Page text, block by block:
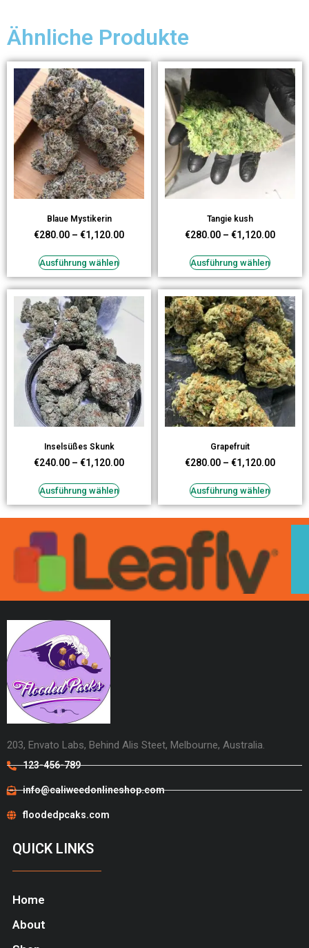
Ähnliche Produkte
Blaue Mystikerin
€280.00 – €1,120.00
Ausführung wählen
Tangie kush
€280.00 – €1,120.00
Ausführung wählen
Inselsüßes Skunk
€240.00 – €1,120.00
Ausführung wählen
Grapefruit
€280.00 – €1,120.00
Ausführung wählen
203, Envato Labs, Behind Alis Steet, Melbourne, Australia.
123-456-789
info@caliweedonlineshop.com
floodedpcaks.com
QUICK LINKS
Home
About